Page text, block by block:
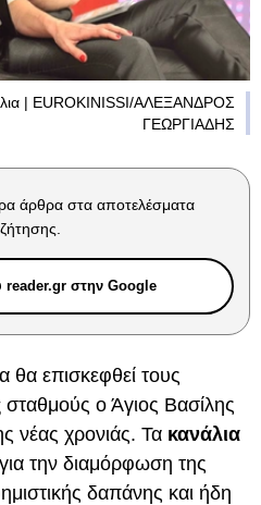
| EUROKINISSI/ΑΛΕΞΑΝΔΡΟΣ
ΓΕΩΡΓΙΑΔΗΣ
άρθρα στα αποτελέσματα
reader.gr στην Google
θα επισκεφθεί τους
σταθμούς ο Άγιος Βασίλης
νέας χρονιάς. Τα κανάλια
την διαμόρφωση της
δαπάνης και ήδη